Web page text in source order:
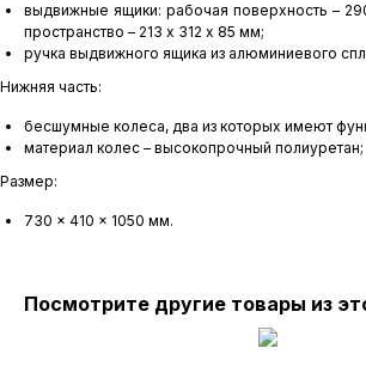
выдвижные ящики: рабочая поверхность –
пространство – 213 х 312 х 85 мм;
ручка выдвижного ящика из алюминиевого
Нижняя часть:
бесшумные колеса, два из которых имеют
материал колес – высокопрочный полиуретан;
Размер:
730 x 410 x 1050 мм.
Посмотрите другие товары из